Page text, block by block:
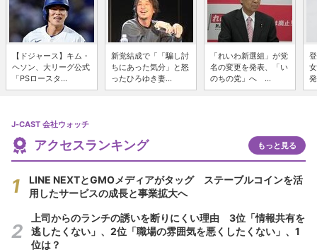
【ドジャース】キム・
ヘソン、大リーグ公式
「PSロースタ...
新党結成で「「騙し討
ちにあった気分」と怒
ったひろゆき妻...
「れいわ新選組」が党
名の変更を発表、「い
のちの党」へ ...
J-CAST 会社ウォッチ
アクセスランキング もっと見る
LINE NEXTとGMOメディアがタッグ ステーブルコインを活
用したサービスの成長と事業拡大へ
上司からのランチの誘いを断りにくい理由 3位「情報共有を
逃したくない」、2位「職場の雰囲気を悪くしたくない」、1
位は？